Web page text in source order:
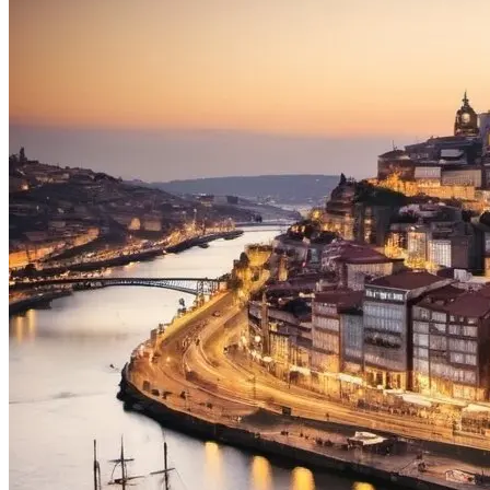
Tour Douro Vinhateiro em Bicicleta - Top Bike Tours